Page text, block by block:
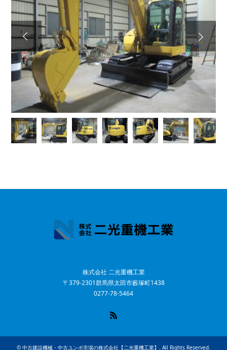
Next
株式会社 二光重機工業
〒379-2301群馬県太田市藪塚町1438
0277-78-5464
© 中古建設機械・中古ユンボ市場の株式会社【二光重機工業】 . All Rights Reserved.